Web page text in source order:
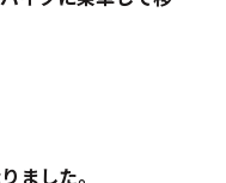
ました。